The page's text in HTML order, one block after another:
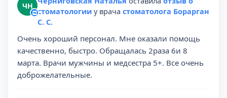
ЧН
стоматологии у врача стоматолога Борарган
С. С.
Очень хороший персонал. Мне оказали помощь
качественно, быстро. Обращалась 2раза 6и 8
марта. Врачи мужчины и медсестра 5+. Все очень
доброжелательные.